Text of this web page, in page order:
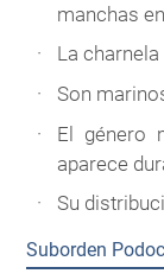
manchas
La
Son
El género
aparece
Su
Suborden